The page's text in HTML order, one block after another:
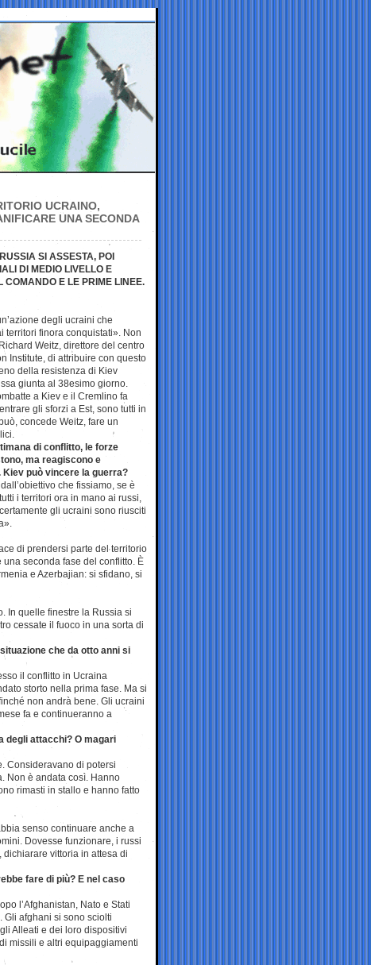
UCRAINO,
UNA SECONDA
SI ASSESTA, POI
DI MEDIO LIVELLO E
COMANDO E LE PRIME LINEE.
degli ucraini che
territori finora conquistati». Non
Weitz, direttore del centro
Institute, di attribuire con questo
della resistenza di Kiev
giunta al 38esimo giorno.
a Kiev e il Cremlino fa
gli sforzi a Est, sono tutti in
concede Weitz, fare un
di conflitto, le forze
ma reagiscono e
può vincere la guerra?
che fissiamo, se è
i territori ora in mano ai russi,
gli ucraini sono riusciti
di prendersi parte del territorio
seconda fase del conflitto. È
e Azerbajian: si sfidano, si
In quelle finestre la Russia si
cessate il fuoco in una sorta di
che da otto anni si
il conflitto in Ucraina
storto nella prima fase. Ma si
non andrà bene. Gli ucraini
fa e continueranno a
degli attacchi? O magari
Consideravano di potersi
Non è andata così. Hanno
rimasti in stallo e hanno fatto
senso continuare anche a
Dovesse funzionare, i russi
vittoria in attesa di
fare di più? E nel caso
l’Afghanistan, Nato e Stati
Gli afghani si sono sciolti
Alleati e dei loro dispositivi
missili e altri equipaggiamenti